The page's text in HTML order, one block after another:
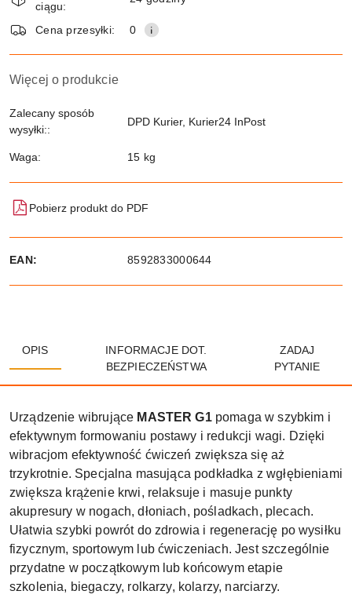
dostawa
ciągu:
Cena przesyłki: 0
Więcej o produkcie
Zalecany sposób
wysyłki::
DPD Kurier, Kurier24 InPost
Waga: 15 kg
Pobierz produkt do PDF
EAN: 8592833000644
OPIS
INFORMACJE DOT.
BEZPIECZEŃSTWA
ZADAJ
PYTANIE
Urządzenie wibrujące MASTER G1pomaga w szybkim i
efektywnym formowaniu postawy i redukcji wagi. Dzięki
wibracjom efektywność ćwiczeń zwiększa się aż
trzykrotnie. Specjalna masująca podkładka z wgłębieniami
zwiększa krążenie krwi, relaksuje i masuje punkty
akupresury w nogach, dłoniach, pośladkach, plecach.
Ułatwia szybki powrót do zdrowia i regenerację po wysiłku
fizycznym, sportowym lub ćwiczeniach. Jest szczególnie
przydatne w początkowym lub końcowym etapie
szkolenia, biegaczy, rolkarzy, kolarzy, narciarzy.